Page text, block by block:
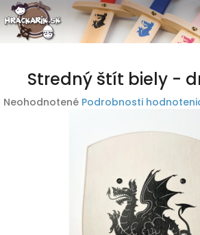
Prejsť
na
obsah
Stredný štít biely -
Priemerné
Neohodnotené Podrobnosti